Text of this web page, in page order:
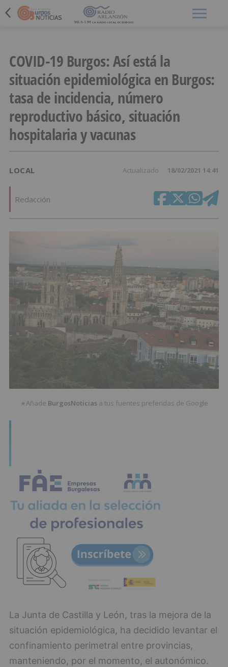
COVID-19 Burgos: Así está la
situación epidemiológica en Burgos:
tasa de incidencia, número
reproductivo básico, situación
hospitalaria y vacunas
LOCAL Actualizado 18/02/2021 14:41
Redacción
★Añade BurgosNoticias a tus fuentes preferidas de Google
La Junta de Castilla y León, tras la mejora de la
situación epidemiológica, ha decidido levantar el
confinamiento perimetral entre provincias,
manteniendo, por el momento, el autonómico.